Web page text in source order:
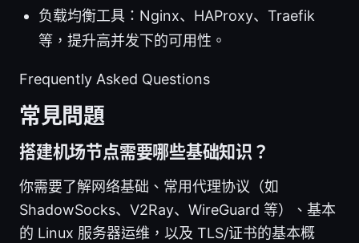
负载均衡工具：Nginx、HAProxy、Traefik
等，提升高并发下的可用性。
Frequently Asked Questions
常見問題
搭建机场节点需要哪些基础知识？
你需要了解网络基础、常用代理协议（如
ShadowSocks、V2Ray、WireGuard 等）、基本
的 Linux 服务器运维，以及 TLS/证书的基本概